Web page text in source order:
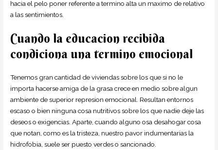
hacia el pelo poner referente a termino alta un maximo de relativo
a las sentimientos.
Cuando la educacion recibida
condiciona una termino emocional
Tenemos gran cantidad de viviendas sobre los que si no le
importa hacerse amiga de la grasa crece en medio sobre algun
ambiente de superior represion emocional. Resultan entornos
escaso o bien ninguna cosa nutritivos sobre los que nadie deje las
deseos o exigencias. Aparte, cuando alguno osa desahogar cosa
que notan, como es la tristeza, nuestro pavor indumentarias la
hidrofobia, suele ser puesto verdes o sancionado.